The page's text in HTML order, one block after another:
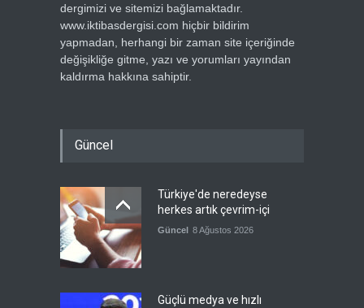
dergimizi ve sitemizi bağlamaktadır.
www.iktibasdergisi.com hiçbir bildirim
yapmadan, herhangi bir zaman site içeriğinde
değişikliğe gitme, yazı ve yorumları yayından
kaldırma hakkına sahiptir.
Güncel
Türkiye'de neredeyse
herkes artık çevrim-içi
Güncel 8 Ağustos 2026
Güçlü medya ve hızlı